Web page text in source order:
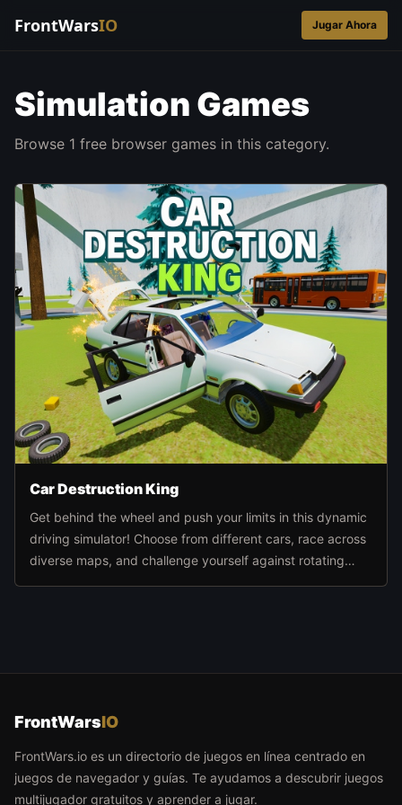
FrontWarsIO Jugar Ahora
Simulation Games
Browse 1 free browser games in this category.
Car Destruction King
Get behind the wheel and push your limits in this dynamic
driving simulator! Choose from different cars, race across
diverse maps, and challenge yourself against rotating
FrontWarsIO
FrontWars.io es un directorio de juegos en línea centrado en
juegos de navegador y guías. Te ayudamos a descubrir juegos
multijugador gratuitos y aprender a jugar.